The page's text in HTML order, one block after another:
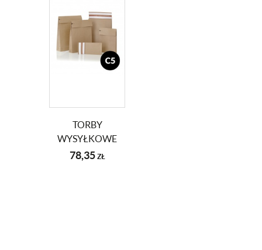
TORBY
WYSYŁKOWE
C5
78,35 ZŁ